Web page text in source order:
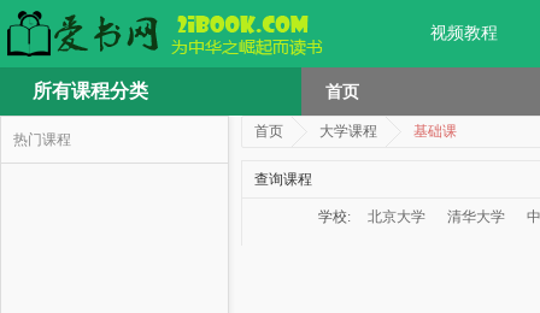
视频教程
所有课程分类 首页
热门课程 首页 大学课程 基础课
查询课程
学校: 北京大学 清华大学